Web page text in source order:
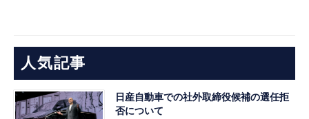
人気記事
日産自動車での社外取締役候補の選任拒
否について